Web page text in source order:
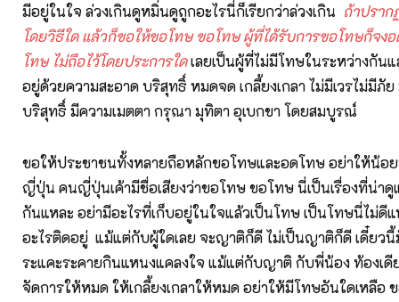
มีอยู่ในใจ ล่วงเกินดูหมิ่นดูถูกอะไรนี่ก็เรียกว่าล่วงเกิน ถ้าปราก
โดยวิธีใด แล้วก็ขอให้ขอโทษ ขอโทษ ผู้ที่ได้รับการขอโทษก็จง
โทษ ไม่ถือไว้โดยประการใดเลยเป็นผู้ที่ไม่มีโทษในระหว่างกัน
อยู่ด้วยความสะอาด บริสุทธิ์ หมดจด เกลี้ยงเกลา ไม่มีเวรไม่มีภั
บริสุทธิ์ มีความเมตตา กรุณา มุทิตา อุเบกขา โดยสมบูรณ์
ขอให้ประชาชนทั้งหลายถือหลักขอโทษและอดโทษ อย่าให้น้อ
ญี่ปุ่น คนญี่ปุ่นเค้ามีชื่อเสียงว่าขอโทษ ขอโทษ นี่เป็นเรื่องที่น่าดู
กันแหละ อย่ามีอะไรที่เก็บอยู่ในใจแล้วเป็นโทษ เป็นโทษนี่ไม่ดี
อะไรติดอยู่ แม้แต่กับผู้ใดเลย จะญาติก็ดี ไม่เป็นญาติก็ดี เดี๋ยว
ระแคะระคายกินแหนงแคลงใจ แม้แต่กับญาติ กับพี่น้อง ท้องเ
จัดการให้หมด ให้เกลี้ยงเกลาให้หมด อย่าให้มีโทษอันใดเหลือ